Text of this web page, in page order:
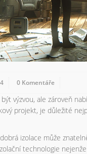
0 Komentáře
výzvou, ale zároveň
projekt, je důležité
izolace může
technologie